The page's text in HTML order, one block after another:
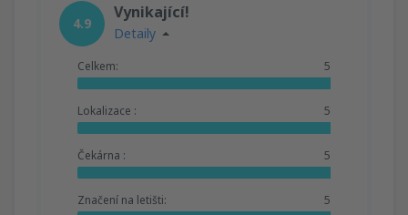
4.9
Vynikající!
Detaily
Celkem: 5
Lokalizace : 5
Čekárna : 5
Značení na letišti: 5